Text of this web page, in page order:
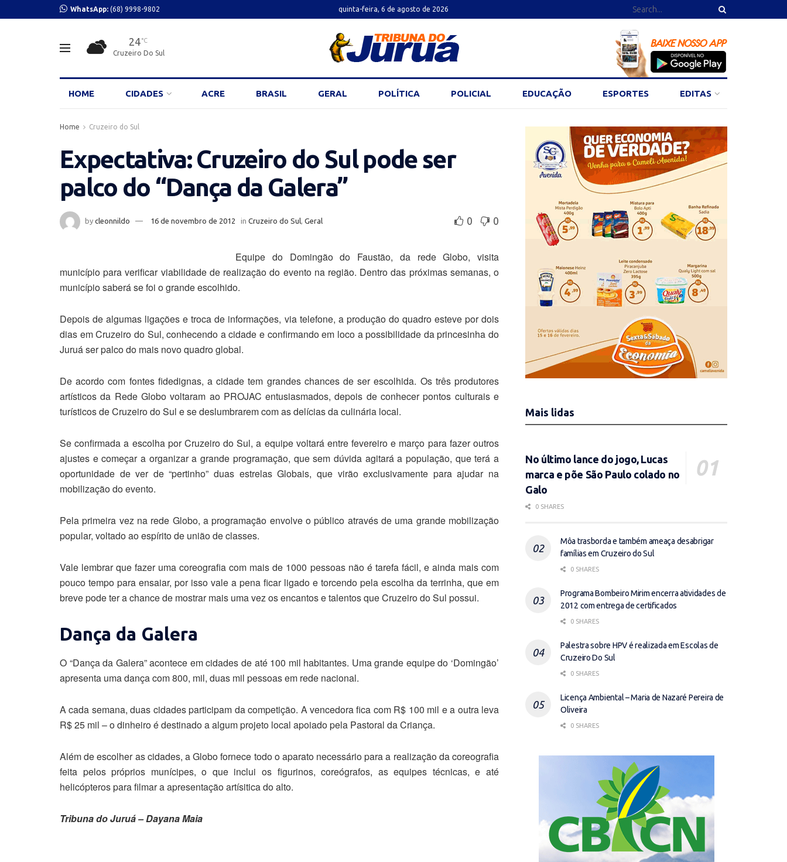
WhatsApp: (68) 9998-9802 quinta-feira, 6 de agosto de 2026
24 °C
Cruzeiro Do Sul
HOME CIDADES ACRE BRASIL GERAL POLÍTICA POLICIAL EDUCAÇÃO ESPORTES EDITAS
Home Cruzeiro do Sul
Expectativa: Cruzeiro do Sul pode ser
palco do “Dança da Galera”
by cleonnildo 16 de novembro de 2012 in Cruzeiro do Sul Geral 0 0
Equipe do Domingão do Faustão, da rede Globo, visita
município para verificar viabilidade de realização do evento na região. Dentro das próximas semanas, o
município saberá se foi o grande escolhido.
Depois de algumas ligações e troca de informações, via telefone, a produção do quadro esteve por dois
dias em Cruzeiro do Sul, conhecendo a cidade e confirmando em loco a possibilidade da princesinha do
Juruá ser palco do mais novo quadro global.
De acordo com fontes fidedignas, a cidade tem grandes chances de ser escolhida. Os três produtores
artísticos da Rede Globo voltaram ao PROJAC entusiasmados, depois de conhecer pontos culturais e
turísticos de Cruzeiro do Sul e se deslumbrarem com as delícias da culinária local.
Se confirmada a escolha por Cruzeiro do Sul, a equipe voltará entre fevereiro e março para fazer outros
ajustes e começar a organizar a grande programação, que sem dúvida agitará a população, que terá a
oportunidade de ver de “pertinho” duas estrelas Globais, que virão exclusivamente para ajudar na
mobilização do evento.
Pela primeira vez na rede Globo, a programação envolve o público através de uma grande mobilização
popular, voltado ao espírito de união de classes.
Vale lembrar que fazer uma coreografia com mais de 1000 pessoas não é tarefa fácil, e ainda mais com
pouco tempo para ensaiar, por isso vale a pena ficar ligado e torcendo pela escolha da terrinha, que em
breve pode ter a chance de mostrar mais uma vez os encantos e talentos que Cruzeiro do Sul possui.
Dança da Galera
O “Dança da Galera” acontece em cidades de até 100 mil habitantes. Uma grande equipe do ‘Domingão’
apresenta uma dança com 800, mil, duas mil pessoas em rede nacional.
A cada semana, duas cidades participam da competição. A vencedora fica com R$ 100 mil e a outra leva
R$ 25 mil – o dinheiro é destinado a algum projeto local apoiado pela Pastoral da Criança.
Além de escolher as cidades, a Globo fornece todo o aparato necessário para a realização da coreografia
feita pelos próprios munícipes, o que inclui os figurinos, coreógrafos, as equipes técnicas, e até
helicópteros para filmar a apresentação artísitica do alto.
Tribuna do Juruá – Dayana Maia
Mais lidas
No último lance do jogo, Lucas
marca e põe São Paulo colado no
Galo
0 SHARES
Môa trasborda e também ameaça desabrigar
famílias em Cruzeiro do Sul
0 SHARES
Programa Bombeiro Mirim encerra atividades de
2012 com entrega de certificados
0 SHARES
Palestra sobre HPV é realizada em Escolas de
Cruzeiro Do Sul
0 SHARES
Licença Ambiental – Maria de Nazaré Pereira de
Oliveira
0 SHARES